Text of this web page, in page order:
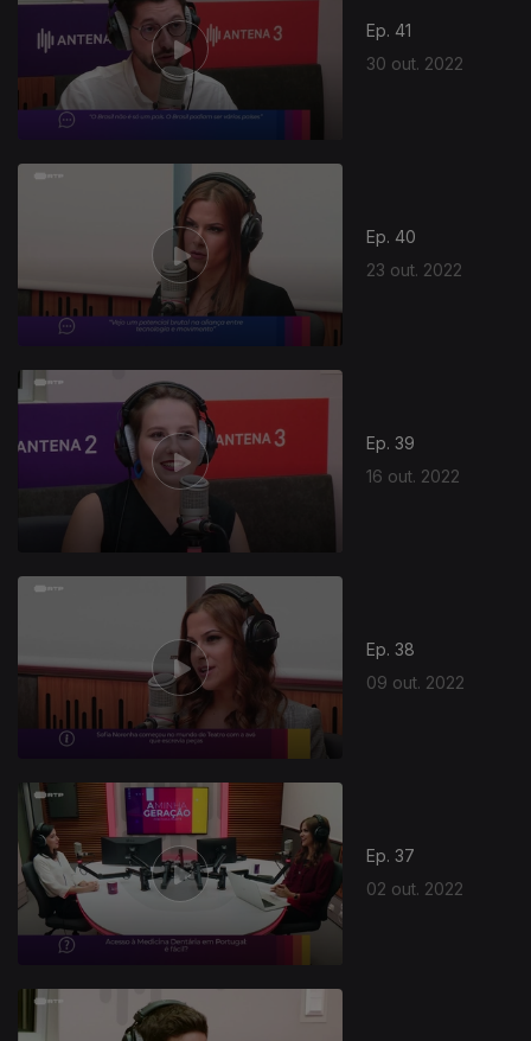
Ep. 41
30 out. 2022
Ep. 40
23 out. 2022
Ep. 39
16 out. 2022
647101
Ep. 38
09 out. 2022
Ep. 37
02 out. 2022